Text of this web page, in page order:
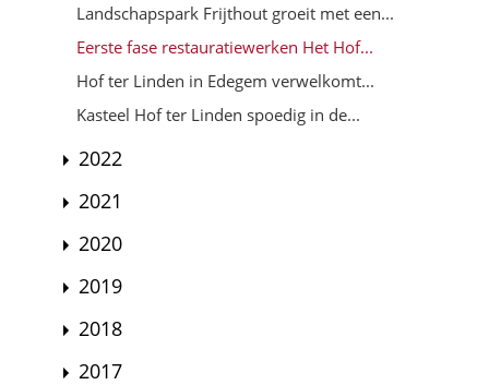
Landschapspark Frijthout groeit met een...
Eerste fase restauratiewerken Het Hof...
Hof ter Linden in Edegem verwelkomt...
Kasteel Hof ter Linden spoedig in de...
2022
2021
2020
2019
2018
2017